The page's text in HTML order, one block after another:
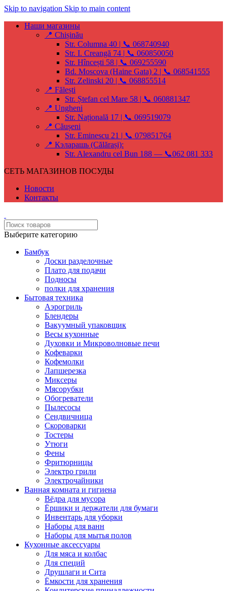
Skip to navigation Skip to main content
Наши магазины
📍 Chișinău
Str. Columna 40 | 📞 068740940
Str. I. Creangă 74 | 📞 060850050
Str. Hîncești 58 | 📞 069255590
Bd. Moscova (Haine Gata) 2 | 📞 068541555
Str. Zelinski 20 | 📞 068855514
📍 Fălești
Str. Ștefan cel Mare 58 | 📞 060881347
📍 Ungheni
Str. Națională 17 | 📞 069519079
📍 Căușeni
Str. Eminescu 21 | 📞 079851764
📍 Кэларашь (Călărași):
Str. Alexandru cel Bun 188 — 📞062 081 333
СЕТЬ МАГАЗИНОВ ПОСУДЫ
Новости
Контакты
Выберите категорию
Бамбук
Доски разделочные
Плато для подачи
Подносы
полки для хранения
Бытовая техника
Аэрогриль
Блендеры
Вакуумный упаковщик
Весы кухонные
Духовки и Микроволновые печи
Кофеварки
Кофемолки
Лапшерезка
Миксеры
Мясорубки
Обогреватели
Пылесосы
Сендвичница
Скороварки
Тостеры
Утюги
Фены
Фритюрницы
Электро грили
Электрочайники
Ванная комната и гигиена
Вёдра для мусора
Ёршики и держатели для бумаги
Инвентарь для уборки
Наборы для ванн
Наборы для мытья полов
Кухонные аксессуары
Для мяса и колбас
Для специй
Друшлаги и Сита
Ёмкости для хранения